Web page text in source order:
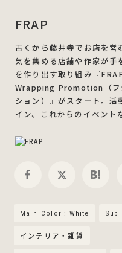
FRAP
古くから藤井寺でお店を営
気を集める店舗や作家が手
を作り出す取り組み『
Wrapping Promotion（フ
ション）』がスタート。活
イン、これからのイベント
Main_Color : White
インテリア・雑貨